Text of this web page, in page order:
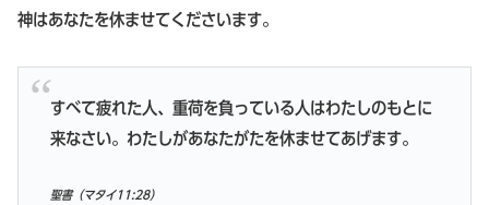
神はあなたを休ませてくださいます。
すべて疲れた人、重荷を負っている人はわたしのもとに
来なさい。わたしがあなたがたを休ませてあげます。
聖書（マタイ11:28）